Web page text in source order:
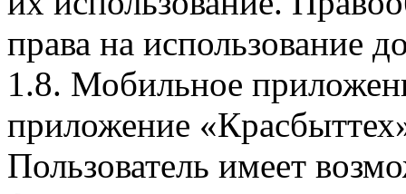
права на использование
1.8. Мобильное
приложение
Пользователь имеет